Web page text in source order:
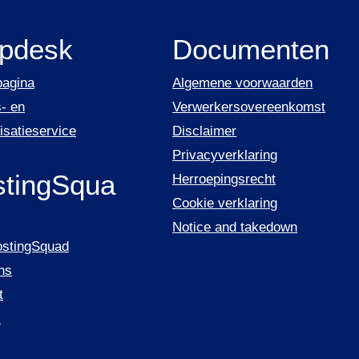
en
Documenten
Algemene voorwaarden
Verwerkersovereenkomst
Disclaimer
Privacyverklaring
Herroepingsrecht
Cookie verklaring
Notice and takedown